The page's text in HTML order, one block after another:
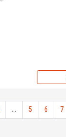
... 5 6 7